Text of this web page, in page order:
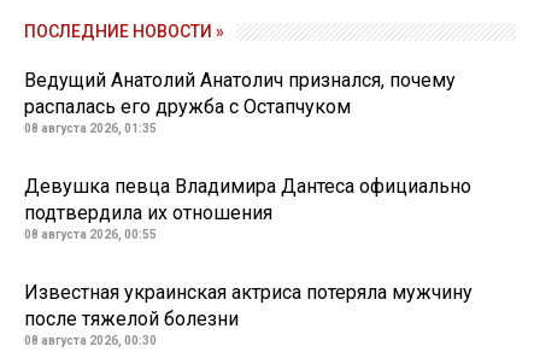
ПОСЛЕДНИЕ НОВОСТИ »
Ведущий Анатолий Анатолич признался, почему
распалась его дружба с Остапчуком
08 августа 2026, 01:35
Девушка певца Владимира Дантеса официально
подтвердила их отношения
08 августа 2026, 00:55
Известная украинская актриса потеряла мужчину
после тяжелой болезни
08 августа 2026, 00:30